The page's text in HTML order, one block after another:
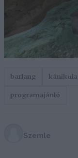
barlang kánikula
programajánló
Szemle